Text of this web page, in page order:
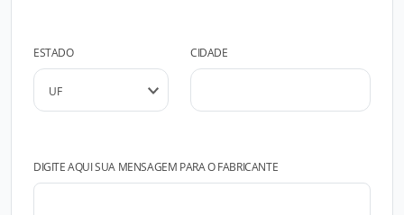
ESTADO CIDADE
DIGITE AQUI SUA MENSAGEM PARA O FABRICANTE